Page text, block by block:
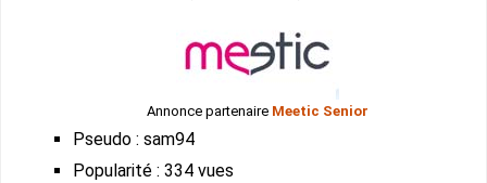
Annonce partenaire Meetic Senior
Pseudo : sam94
Popularité : 334 vues